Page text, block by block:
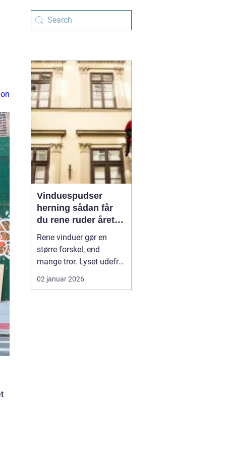
Vinduespudser
herning sådan får
du rene ruder året
rundt
Rene vinduer gør en
større forskel, end
mange tror. Lyset udefra
får lov at fylde rummene,
og både bolig og
02 januar 2026